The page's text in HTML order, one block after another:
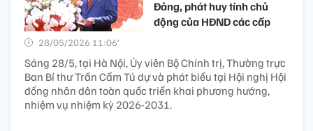
Đảng, phát huy tính chủ
động của HĐND các cấp
28/05/2026 11:06’
Sáng 28/5, tại Hà Nội, Ủy viên Bộ Chính trị, Thường trực
Ban Bí thư Trần Cẩm Tú dự và phát biểu tại Hội nghị Hội
đồng nhân dân toàn quốc triển khai phương hướng,
nhiệm vụ nhiệm kỳ 2026-2031.